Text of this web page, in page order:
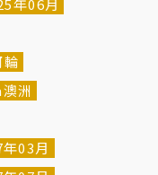
年06月
洲
03月